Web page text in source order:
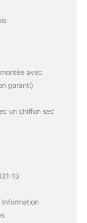
avec
garanti)
un chiffon sec
13